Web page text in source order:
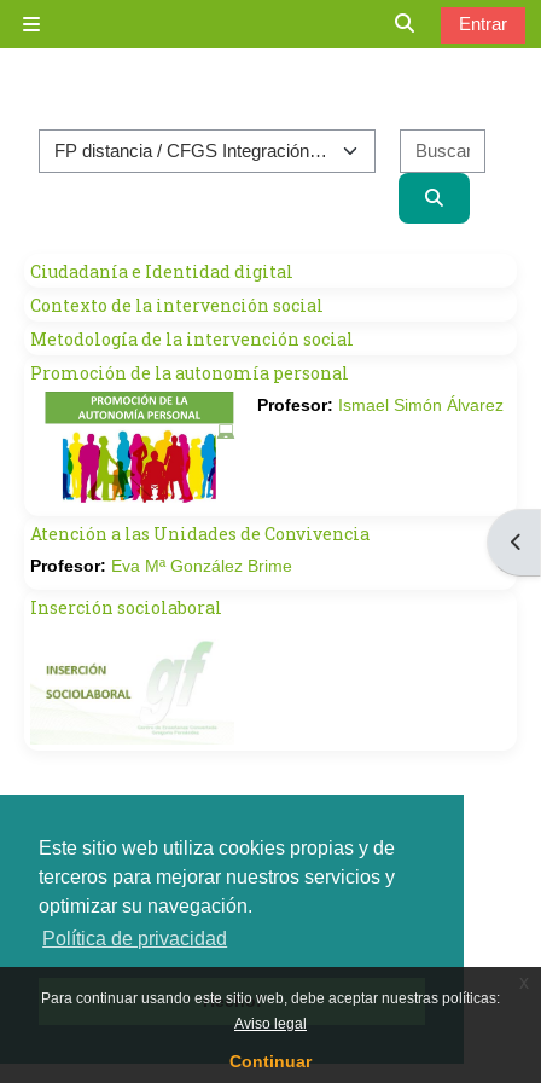
Este sitio web utiliza cookies propias y de
terceros para mejorar nuestros servicios y
optimizar su navegación.
Política de privacidad
Hecho!
Para continuar usando este sitio web, debe aceptar nuestras políticas:
Aviso legal
Continuar
Entrar
Buscar
Ciudadanía e Identidad digital
Contexto de la intervención social
Metodología de la intervención social
Promoción de la autonomía personal
Profesor: Ismael Simón Álvarez
Atención a las Unidades de Convivencia
Profesor: Eva Mª González Brime
Inserción sociolaboral